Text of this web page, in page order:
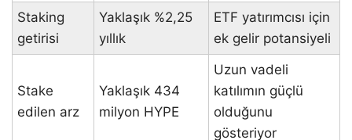
Staking
getirisi
Yaklaşık %2,25
yıllık
ETF yatırımcısı için
ek gelir potansiyeli
Stake
edilen arz
Yaklaşık 434
milyon HYPE
Uzun vadeli
katılımın güçlü
olduğunu
gösteriyor